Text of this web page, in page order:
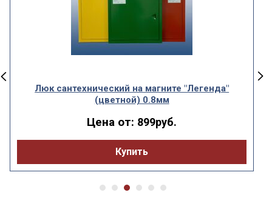
Люк сантехнический на магните "Легенда"
(цветной) 0.8мм
Цена от: 899руб.
Купить